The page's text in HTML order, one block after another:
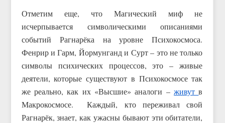
Отметим еще, что Магический миф не
исчерпывается символическими описаниями
событий Рагнарёка на уровне Психокосмоса.
Фенрир и Гарм, Йормунганд и Сурт – это не только
символы психических процессов, это – живые
деятели, которые существуют в Психокосмосе так
же реально, как их «Высшие» аналоги –живутв
Макрокосмосе. Каждый, кто переживал свой
Рагнарёк, знает, как ужасны бывают эти обитатели,